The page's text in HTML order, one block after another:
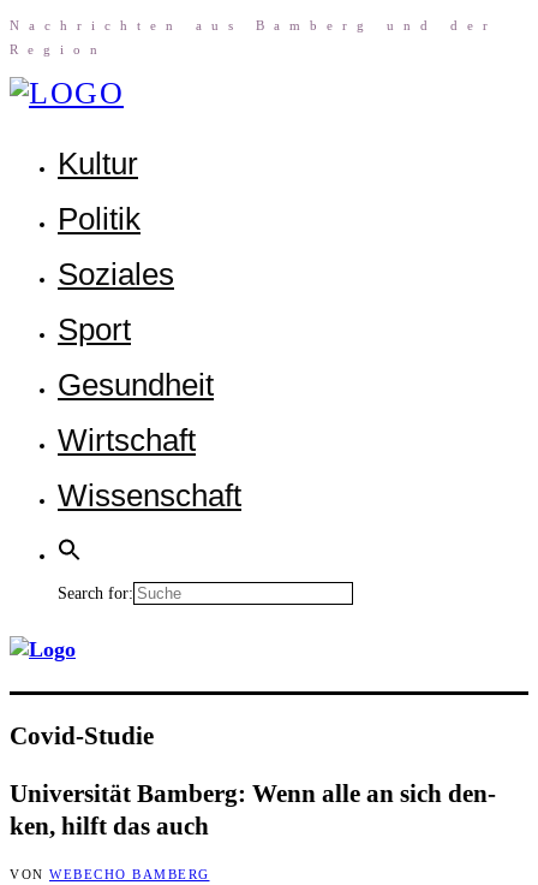
Nach­rich­ten aus Bam­berg und der
Region
Kul­tur
Poli­tik
Sozia­les
Sport
Gesund­heit
Wirt­schaft
Wis­sen­schaft
Search for:
Covid-Stu­die
Uni­ver­si­tät Bam­berg: Wenn alle an sich den­
ken, hilft das auch
VON WEBECHO BAMBERG